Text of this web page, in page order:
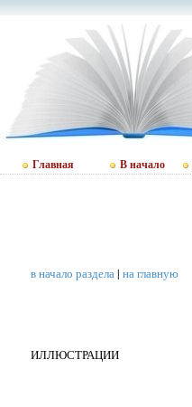
Главная В начало
в начало раздела| на главную
ИЛЛЮСТРАЦИИ